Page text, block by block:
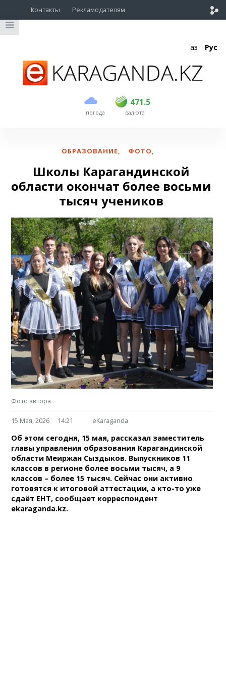
Контакты Рекламодателям
Қаз Рус
погода
471.5
USD 470 471.5
EUR валюта
ОБРАЗОВАНИЕ, ФОТО,
Школы Карагандинской
области окончат более восьми
тысяч учеников
Фото автора
15 Мая, 2026 14:21 eKaraganda
Об этом сегодня, 15 мая, рассказал заместитель
главы управления образования Карагандинской
области Меиржан Сыздыков. Выпускников 11
классов в регионе более восьми тысяч, а 9
классов – более 15 тысяч. Сейчас они активно
готовятся к итоговой аттестации, а кто-то уже
сдаёт ЕНТ, сообщает корреспондент
ekaraganda.kz.